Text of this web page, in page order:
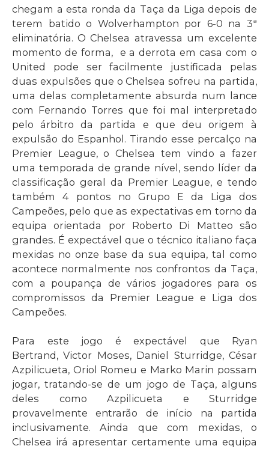
chegam a esta ronda da Taça da Liga depois de
terem batido o Wolverhampton por 6-0 na 3ª
eliminatória. O Chelsea atravessa um excelente
momento de forma, e a derrota em casa com o
United pode ser facilmente justificada pelas
duas expulsões que o Chelsea sofreu na partida,
uma delas completamente absurda num lance
com Fernando Torres que foi mal interpretado
pelo árbitro da partida e que deu origem à
expulsão do Espanhol. Tirando esse percalço na
Premier League, o Chelsea tem vindo a fazer
uma temporada de grande nível, sendo líder da
classificação geral da Premier League, e tendo
também 4 pontos no Grupo E da Liga dos
Campeões, pelo que as expectativas em torno da
equipa orientada por Roberto Di Matteo são
grandes. É expectável que o técnico italiano faça
mexidas no onze base da sua equipa, tal como
acontece normalmente nos confrontos da Taça,
com a poupança de vários jogadores para os
compromissos da Premier League e Liga dos
Campeões.
Para este jogo é expectável que Ryan
Bertrand, Victor Moses, Daniel Sturridge, César
Azpilicueta, Oriol Romeu e Marko Marin possam
jogar, tratando-se de um jogo de Taça, alguns
deles como Azpilicueta e Sturridge
provavelmente entrarão de início na partida
inclusivamente. Ainda que com mexidas, o
Chelsea irá apresentar certamente uma equipa